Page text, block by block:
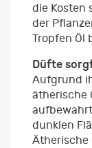
die Kosten
der
Tropfen Öl
Düfte
Aufgrund
ätherische
dunklen
Ätherische